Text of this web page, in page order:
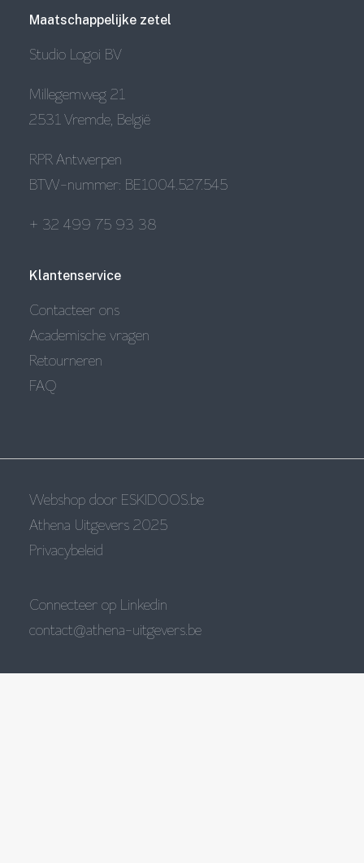
Maatschappelijke zetel
Studio Logoi BV
Millegemweg 21
2531 Vremde, België
RPR Antwerpen
BTW-nummer: BE1004.527.545
+ 32 499 75 93 38
Klantenservice
Contacteer ons
Academische vragen
Retourneren
FAQ
Webshop door ESKIDOOS.be
Athena Uitgevers 2025
Privacybeleid
Connecteer op Linkedin
contact@athena-uitgevers.be